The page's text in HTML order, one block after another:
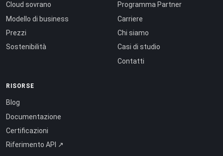
Cloud sovrano
Modello di business
Prezzi
Sostenibilità
Programma Partner
Carriere
Chi siamo
Casi di studio
Contatti
RISORSE
Blog
Documentazione
Certificazioni
Riferimento API ↗